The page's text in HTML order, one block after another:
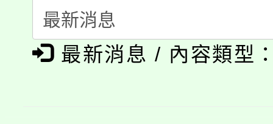
代理(課)教師甄選結果(
轉知中國文化大學推廣
《TA101》溝通分析基
淨零綠生活教案入校路
最新消息 / 內容類型